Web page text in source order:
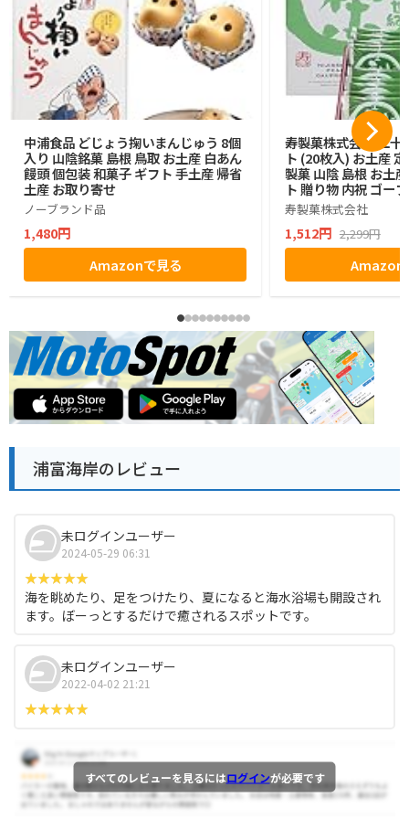
中浦食品 どじょう掬いまんじゅう 8個
入り 山陰銘菓 島根 鳥取 お土産 白あん
饅頭 個包装 和菓子 ギフト 手土産 帰省
土産 お取り寄せ
ノーブランド品
1,480円
Amazonで見る
寿製菓株式会社 二十
ト (20枚入) お土産
製菓 山陰 島根 お土
ト 贈り物 内祝 ゴー
寿製菓株式会社
1,512円 2,299円
Amazon
浦富海岸のレビュー
未ログインユーザー
2024-05-29 06:31
海を眺めたり、足をつけたり、夏になると海水浴場も開設され
ます。ぼーっとするだけで癒されるスポットです。
未ログインユーザー
2022-04-02 21:21
すべてのレビューを見るにはログインが必要です